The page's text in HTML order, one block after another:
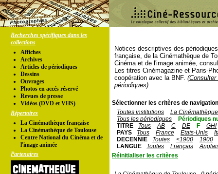
Recherches spécifiques dans les
collections
Affiches
Archives
Articles de périodiques
Dessins
Ouvrages
Photos en accés réservé
Revues de presse
Vidéos (DVD et VHS)
Répertoires
La Cinémathèque française
La Cinémathèque de Toulouse
Centre National du Cinéma et de
l'image animée
Partenaires
Notices descriptives des
française, de la Cinémathèque de
Cinéma et de l'image animée,
Les titres Cinémagazine et Paris-
coopération avec la BNF.
périodiques)
Sélectionner les critères de
Toutes institutions
La
Tous les périodiques
Périodiques
TITRE
Tous AB C DE F
GHI
PAYS
Tous France Etats-Unis
DECENNIE
Toutes <1900
1900
LANGUE
Toutes Français
Réinitialiser les critères